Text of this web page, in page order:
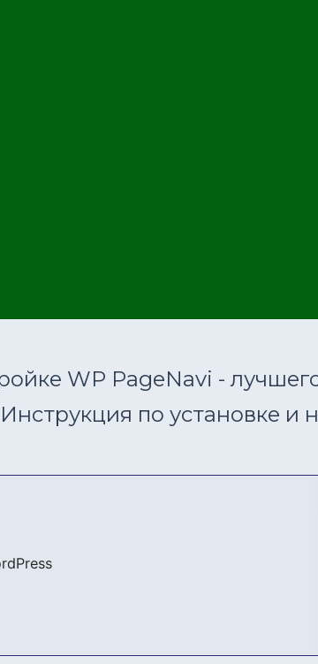
WP PageNavi -
по установке и